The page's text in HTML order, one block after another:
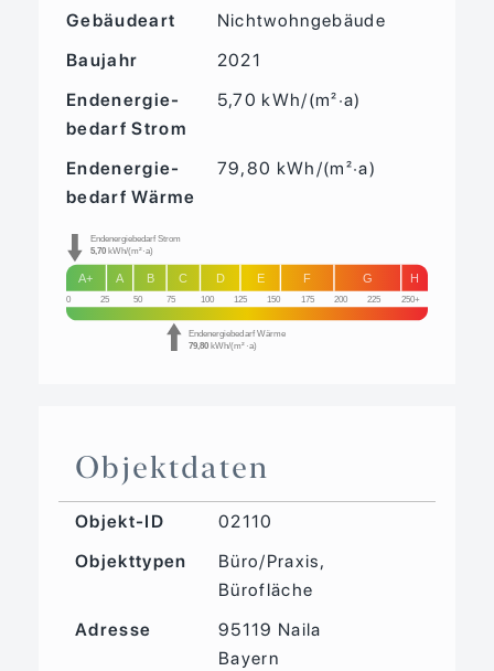
Gebäudeart
Nichtwohngebäude
Baujahr
2021
Endenergie­
bedarf Strom
5,70 kWh/(m²·a)
Endenergie­
bedarf Wärme
79,80 kWh/(m²·a)
0 25 50 75 100 125 150 175 200 225 250+
H
G
F
E
D
C
B
A
A+
Endenergiebedarf Strom
5,70kWh/(m²·a)
Endenergiebedarf Wärme
79,80kWh/(m²·a)
Objektdaten
Objekt-ID
02110
Objekttypen
Büro/Praxis,
Bürofläche
Adresse
95119 Naila
Bayern